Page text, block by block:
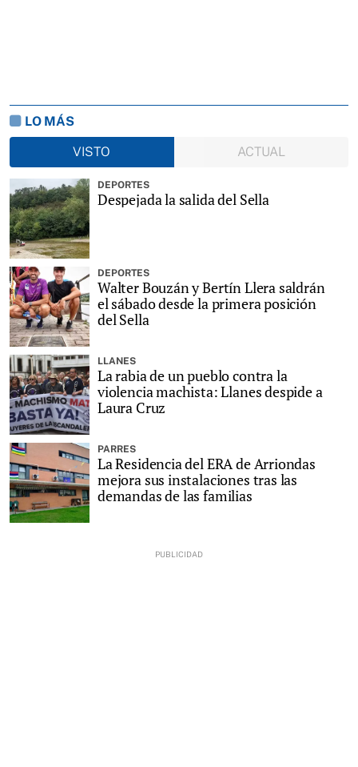
LO MÁS
VISTO
ACTUAL
DEPORTES
Despejada la salida del Sella
DEPORTES
Walter Bouzán y Bertín Llera saldrán
el sábado desde la primera posición
del Sella
LLANES
La rabia de un pueblo contra la
violencia machista: Llanes despide a
Laura Cruz
PARRES
La Residencia del ERA de Arriondas
mejora sus instalaciones tras las
demandas de las familias